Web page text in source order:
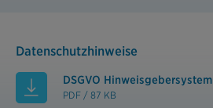
Datenschutzhinweise
DSGVO Hinweisgebersystem
PDF / 87 KB